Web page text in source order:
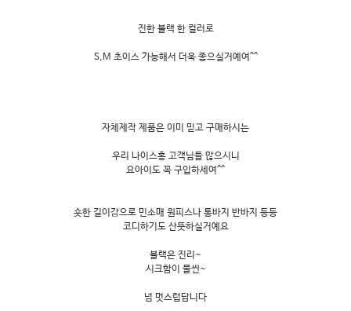
진한 블랙 한 컬러로
S,M 초이스 가능해서 더욱 좋으실거예여^^
자체제작 제품은 이미 믿고 구매하시는
우리 나이스홍 고객님들 많으시니
요아이도 꼭 구입하세여^^
숏한 길이감으로 민소매 원피스나 통바지 반바지 등등
코디하기도 산뜻하실거예요
블랙은 진리~
시크함이 물씬~
넘 멋스럽답니다